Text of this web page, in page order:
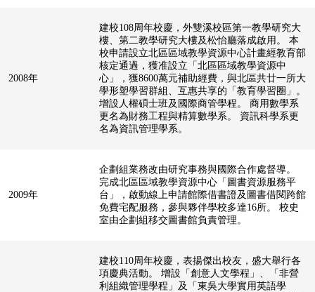
2008年
建校108周年校慶，外雙溪校區第一教學研究大
樓、第二教學研究大樓及松怡廳落成啟用。 本
校申請設立北區區域教學資源中心計畫經教育部
核定通過，獲准設立「北區區域教學資源中
心」，獲8600萬元補助經費，與北區共廿一所大
學形塑學習群組、互惠共享的「教育學習圈」。
增設人權碩士班及國際商管學程。 商用數學系
更名為財務工程與精算數學系。 資訊科學系更
名為資訊管理學系。
2009年
企劃組業務改由研究事務與國際合作處督導。
完成北區區域教學資源中心「圖書資源服務平
台」，啟動線上申請館際借書證及圖書借閱跨館
免費宅配服務，參與夥伴學校多達16所。 校史
室由企劃組移交圖書館負責管理。
建校110周年校慶，表揚傑出校友，盛大舉行各
項慶典活動。 增設「創意人文學程」、「非營
利組織管理學程」及「東吳大學實用英語學